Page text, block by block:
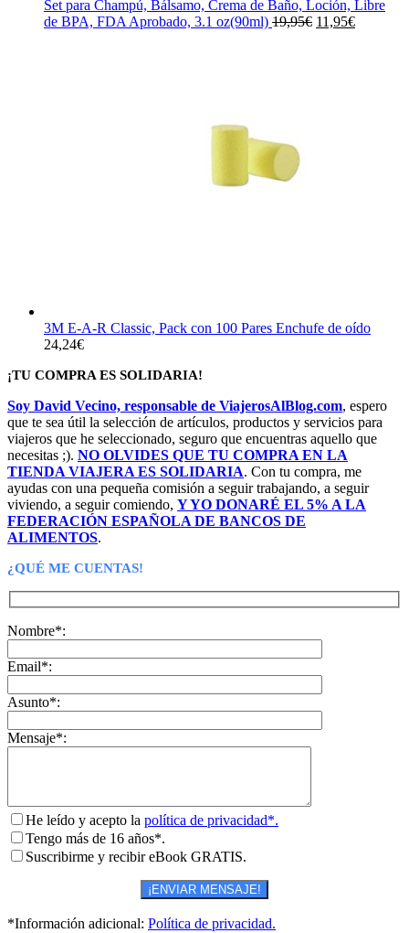
65,19€.44,61€.
Set para Champú, Bálsamo, Crema de Baño, Loción, Libre
de BPA, FDA Aprobado, 3.1 oz(90ml) 19,95€ El
11,95€El
3M E-A-R Classic, Pack con 100 Pares Enchufe de oído
24,24€
¡TU COMPRA ES SOLIDARIA!
Soy David Vecino, responsable de ViajerosAlBlog.com, espero
que te sea útil la selección de artículos, productos y servicios para
viajeros que he seleccionado, seguro que encuentras aquello que
necesitas ;). NO OLVIDES QUE TU COMPRA EN LA
TIENDA VIAJERA ES SOLIDARIA. Con tu compra, me
ayudas con una pequeña comisión a seguir trabajando, a seguir
viviendo, a seguir comiendo, Y YO DONARÉ EL 5% A LA
FEDERACIÓN ESPAÑOLA DE BANCOS DE
ALIMENTOS.
¿QUÉ ME CUENTAS!
Nombre*:
Email*:
Asunto*:
Mensaje*:
He leído y acepto la política de privacidad*.
Tengo más de 16 años*.
Suscribirme y recibir eBook GRATIS.
*Información adicional: Política de privacidad.